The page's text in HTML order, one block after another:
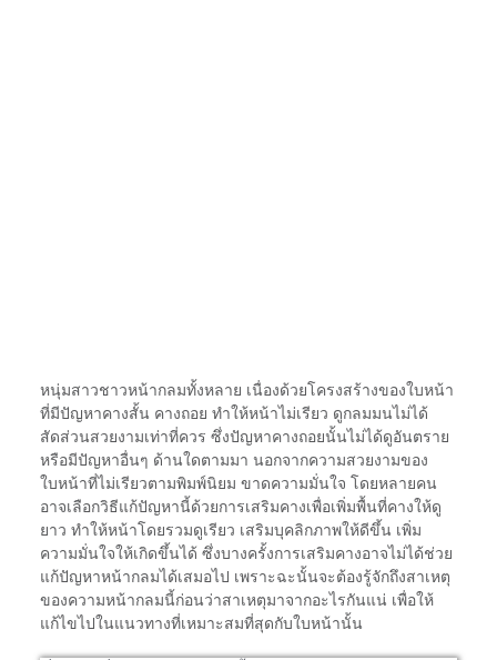
หนุ่มสาวชาวหน้ากลมทั้งหลาย เนื่องด้วยโครงสร้างของใบหน้า
ที่มีปัญหาคางสั้น คางถอย ทำให้หน้าไม่เรียว ดูกลมมนไม่ได้
สัดส่วนสวยงามเท่าที่ควร ซึ่งปัญหาคางถอยนั้นไม่ได้ดูอันตราย
หรือมีปัญหาอื่นๆ ด้านใดตามมา นอกจากความสวยงามของ
ใบหน้าที่ไม่เรียวตามพิมพ์นิยม ขาดความมั่นใจ โดยหลายคน
อาจเลือกวิธีแก้ปัญหานี้ด้วยการเสริมคางเพื่อเพิ่มพื้นที่คางให้ดู
ยาว ทำให้หน้าโดยรวมดูเรียว เสริมบุคลิกภาพให้ดีขึ้น เพิ่ม
ความมั่นใจให้เกิดขึ้นได้ ซึ่งบางครั้งการเสริมคางอาจไม่ได้ช่วย
แก้ปัญหาหน้ากลมได้เสมอไป เพราะฉะนั้นจะต้องรู้จักถึงสาเหตุ
ของความหน้ากลมนี้ก่อนว่าสาเหตุมาจากอะไรกันแน่ เพื่อให้
แก้ไขไปในแนวทางที่เหมาะสมที่สุดกับใบหน้านั้น